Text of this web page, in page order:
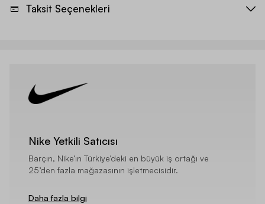
Taksit Seçenekleri
Nike Yetkili Satıcısı
Barçın, Nike’ın Türkiye’deki en büyük iş ortağı ve
25’den fazla mağazasının işletmecisidir.
Daha fazla bilgi